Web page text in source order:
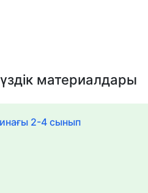
материалдары
2-4 сынып